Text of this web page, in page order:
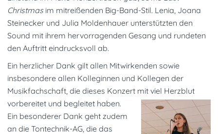
Christmas im mitreißenden Big-Band-Stil. Lenia, Joana
Steinecker und Julia Moldenhauer unterstützten den
Sound mit ihrem hervorragenden Gesang und rundeten
den Auftritt eindrucksvoll ab.
Ein herzlicher Dank gilt allen Mitwirkenden sowie
insbesondere allen Kolleginnen und Kollegen der
Musikfachschaft , die dieses Konzert mit viel Herzblut
vorbereitet und begleitet haben.
Ein besonderer Dank geht zudem
an die Tontechnik-AG , die das